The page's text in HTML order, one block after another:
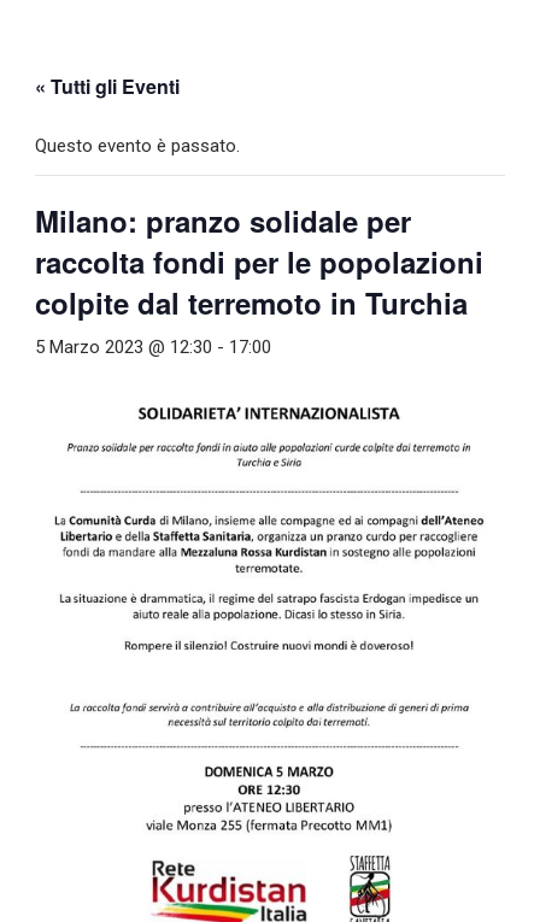
« Tutti gli Eventi
Questo evento è passato.
Milano: pranzo solidale per
raccolta fondi per le popolazioni
colpite dal terremoto in Turchia
5 Marzo 2023 @ 12:30 - 17:00